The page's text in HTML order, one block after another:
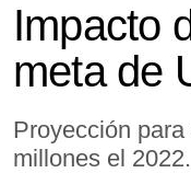
Impacto
meta de
Proyección
millones el 2022.